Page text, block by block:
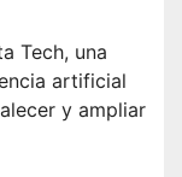
Tech, una
artificial
y ampliar